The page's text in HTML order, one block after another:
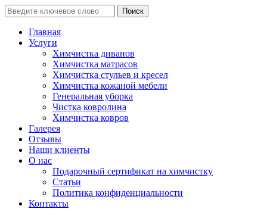
Поиск
Главная
Услуги
Химчистка диванов
Химчистка матрасов
Химчистка стульев и кресел
Химчистка кожаной мебели
Генеральная уборка
Чистка ковролина
Химчистка ковров
Галерея
Отзывы
Наши клиенты
О нас
Подарочный сертификат на химчистку
Статьи
Политика конфиденциальности
Контакты